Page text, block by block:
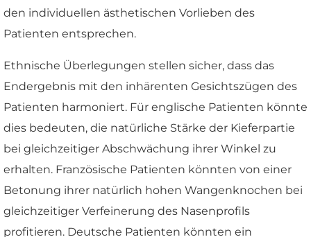
den individuellen ästhetischen Vorlieben des
Patienten entsprechen.
Ethnische Überlegungen stellen sicher, dass das
Endergebnis mit den inhärenten Gesichtszügen des
Patienten harmoniert. Für englische Patienten könnte
dies bedeuten, die natürliche Stärke der Kieferpartie
bei gleichzeitiger Abschwächung ihrer Winkel zu
erhalten. Französische Patienten könnten von einer
Betonung ihrer natürlich hohen Wangenknochen bei
gleichzeitiger Verfeinerung des Nasenprofils
profitieren. Deutsche Patienten könnten ein